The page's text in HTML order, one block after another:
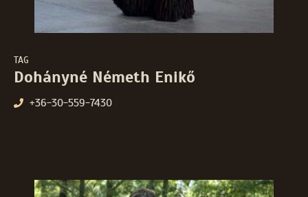
TAG
Dohányné Németh Enikő
+36-30-559-7430